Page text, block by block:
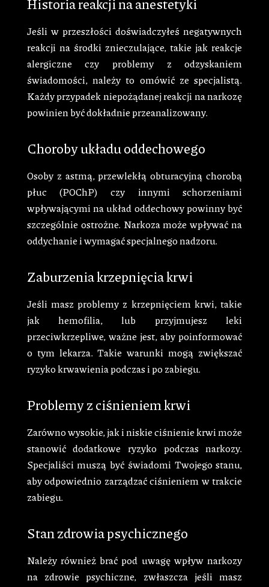
Historia reakcji na anestetyki
Jeśli w przeszłości doświadczyłeś negatywnych
reakcji na środki znieczulające, takie jak reakcje
alergiczne czy problemy z odzyskaniem
świadomości, należy to omówić ze specjalistą.
Każdy przypadek niepożądanej reakcji na narkozę
powinien być dokładnie przeanalizowany.
Choroby układu oddechowego
Osoby z astmą, przewlekłą obturacyjną chorobą
płuc (POChP) czy innymi schorzeniami
wpływającymi na układ oddechowy powinny być
szczególnie ostrożne. Narkoza może wpływać na
oddychanie i wymagać specjalnego nadzoru.
Zaburzenia krzepnięcia krwi
Jeśli masz problemy z krzepnięciem krwi, takie
jak hemofilia, lub przyjmujesz leki
przeciwkrzepliwe, ważne jest, aby poinformować
o tym lekarza. Takie warunki mogą zwiększać
ryzyko krwawienia podczas i po zabiegu.
Problemy z ciśnieniem krwi
Zarówno wysokie, jak i niskie ciśnienie krwi może
stanowić dodatkowe ryzyko podczas narkozy.
Specjaliści muszą być świadomi Twojego stanu,
aby odpowiednio zarządzać ciśnieniem w trakcie
zabiegu.
Stan zdrowia psychicznego
Należy również brać pod uwagę wpływ narkozy
na zdrowie psychiczne, zwłaszcza jeśli masz